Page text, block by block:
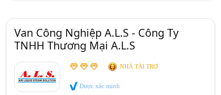
Van Công Nghiệp A.L.S - Công Ty
TNHH Thương Mại A.L.S
NHÀ TÀI TRỢ
Được xác minh